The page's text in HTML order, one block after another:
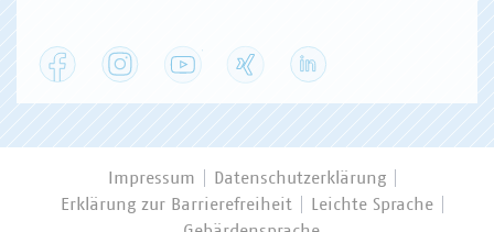
Facebook Instagram YouTube
Impressum
Datenschutzerklärung
Erklärung zur Barrierefreiheit
Leichte Sprache